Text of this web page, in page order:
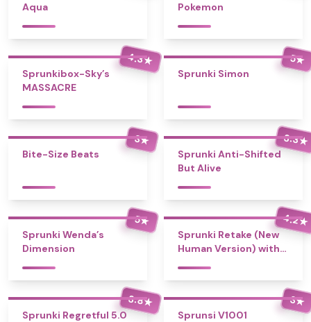
Aqua
Pokemon
4.3★
Sprunkibox-Sky’s
MASSACRE
5★
Sprunki Simon
3★
Bite-Size Beats
3.3★
Sprunki Anti-Shifted
But Alive
5★
Sprunki Wenda’s
Dimension
4.2★
Sprunki Retake (New
Human Version) with
3.8★
Sprunki Regretful 5.0
3★
Sprunsi V1001